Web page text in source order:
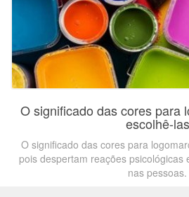
O significado das cores para
escolhê-las
O significado das cores para
pois despertam reações psicológicas
nas pessoas.